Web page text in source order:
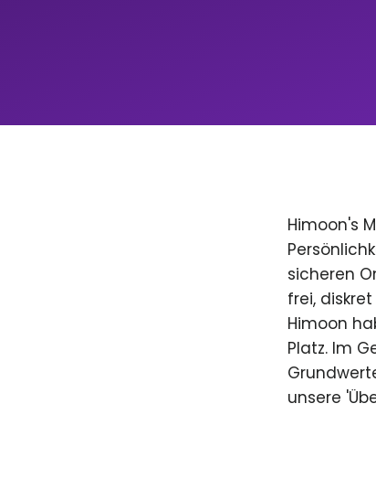
Himoon's
sicheren
frei,
Himoon
Platz. Im
unsere